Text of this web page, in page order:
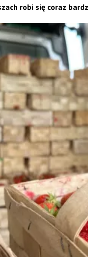
robi się coraz